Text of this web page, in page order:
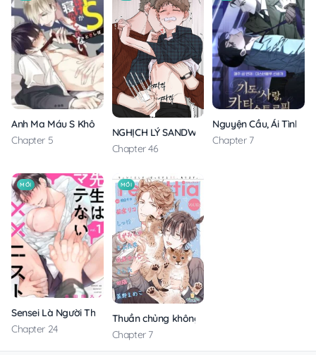
Anh Ma Máu S Không Cho Tôi Ngủ Yên
Chapter 5
NGHỊCH LÝ SANDWICH
Chapter 46
Nguyện Cầu, Ái Tình,
Chapter 7
MỚI
Sensei Là Người Thích Chơi Mông
Chapter 24
MỚI
Thuần chủng không rung động
Chapter 7